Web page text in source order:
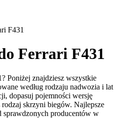
F431
Ferrari F431
Poniżej znajdziesz wszystkie
według rodzaju nadwozia i lat
dopasuj pojemności wersję
skrzyni biegów. Najlepsze
sprawdzonych producentów w